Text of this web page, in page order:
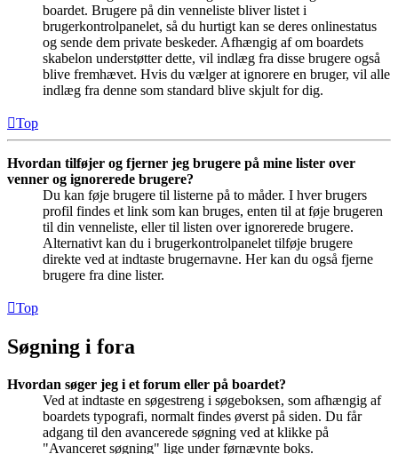
boardet. Brugere på din venneliste bliver listet i
brugerkontrolpanelet, så du hurtigt kan se deres onlinestatus
og sende dem private beskeder. Afhængig af om boardets
skabelon understøtter dette, vil indlæg fra disse brugere også
blive fremhævet. Hvis du vælger at ignorere en bruger, vil alle
indlæg fra denne som standard blive skjult for dig.
Top
Hvordan tilføjer og fjerner jeg brugere på mine lister over
venner og ignorerede brugere?
Du kan føje brugere til listerne på to måder. I hver brugers
profil findes et link som kan bruges, enten til at føje brugeren
til din venneliste, eller til listen over ignorerede brugere.
Alternativt kan du i brugerkontrolpanelet tilføje brugere
direkte ved at indtaste brugernavne. Her kan du også fjerne
brugere fra dine lister.
Top
Søgning i fora
Hvordan søger jeg i et forum eller på boardet?
Ved at indtaste en søgestreng i søgeboksen, som afhængig af
boardets typografi, normalt findes øverst på siden. Du får
adgang til den avancerede søgning ved at klikke på
"Avanceret søgning" lige under førnævnte boks.